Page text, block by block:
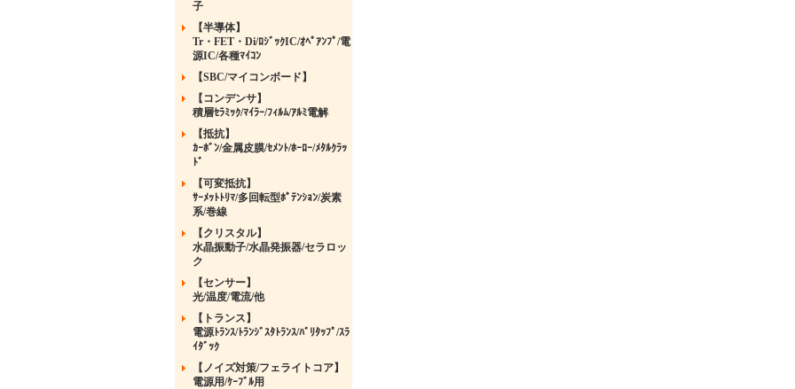
子
【半導体】
Tr・FET・Di/ﾛｼﾞｯｸIC/ｵﾍﾟｱﾝﾌﾟ/電
源IC/各種ﾏｲｺﾝ
【SBC/マイコンボード】
【コンデンサ】
積層ｾﾗﾐｯｸ/ﾏｲﾗｰ/ﾌｨﾙﾑ/ｱﾙﾐ電解
【抵抗】
ｶｰﾎﾞﾝ/金属皮膜/ｾﾒﾝﾄ/ﾎｰﾛｰ/ﾒﾀﾙｸﾗｯ
ﾄﾞ
【可変抵抗】
ｻｰﾒｯﾄﾄﾘﾏ/多回転型ﾎﾟﾃﾝｼｮﾝ/炭素
系/巻線
【クリスタル】
水晶振動子/水晶発振器/セラロッ
ク
【センサー】
光/温度/電流/他
【トランス】
電源ﾄﾗﾝｽ/ﾄﾗﾝｼﾞｽﾀﾄﾗﾝｽ/ﾊﾞﾘﾀｯﾌﾟ/ｽﾗ
ｲﾀﾞｯｸ
【ノイズ対策/フェライトコア】
電源用/ｹｰﾌﾞﾙ用